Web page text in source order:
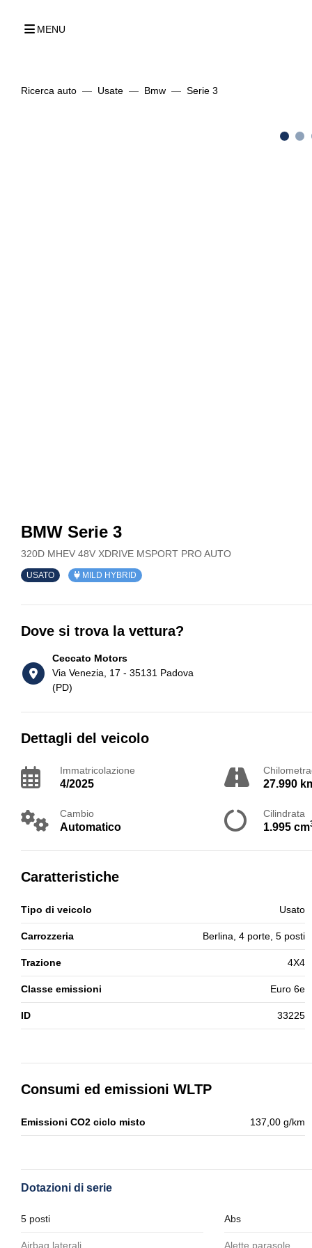
MENU
Ricerca auto Usate Bmw Serie 3
BMW Serie 3
320D MHEV 48V XDRIVE MSPORT PRO AUTO
USATO MILD HYBRID
Dove si trova la vettura?
Ceccato Motors
Via Venezia, 17 - 35131 Padova
(PD)
Dettagli del veicolo
Immatricolazione
4/2025 27.990
Cambio
Automatico
Cilindrata
1.995 cm
Caratteristiche
Tipo di veicolo Usato
Carrozzeria Berlina, 4 porte, 5 posti
Trazione 4X4
Classe emissioni Euro 6e
ID 33225
Consumi ed emissioni WLTP
Emissioni CO2 ciclo misto 137,00 g/km
Dotazioni di serie
5 posti Abs
Airbag laterali Alette parasole